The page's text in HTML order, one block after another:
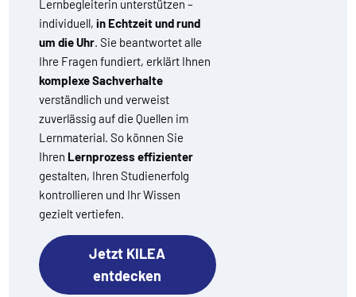
Lernbegleiterin unterstützen –
individuell, in Echtzeit und rund
um die Uhr. Sie beantwortet alle
Ihre Fragen fundiert, erklärt Ihnen
komplexe Sachverhalte
verständlich und verweist
zuverlässig auf die Quellen im
Lernmaterial. So können Sie
Ihren Lernprozess effizienter
gestalten, Ihren Studienerfolg
kontrollieren und Ihr Wissen
gezielt vertiefen.
Jetzt KILEA
entdecken